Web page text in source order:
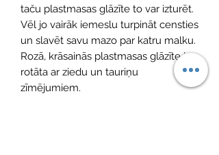
taču plastmasas glāzīte to var izturēt.
Vēl jo vairāk iemeslu turpināt censties
un slavēt savu mazo par katru malku.
Rozā, krāsainās plastmasas glāzīte ir
rotāta ar ziedu un tauriņu
zīmējumiem.